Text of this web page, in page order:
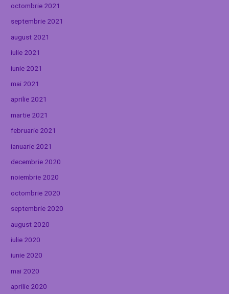
octombrie 2021
septembrie 2021
august 2021
iulie 2021
iunie 2021
mai 2021
aprilie 2021
martie 2021
februarie 2021
ianuarie 2021
decembrie 2020
noiembrie 2020
octombrie 2020
septembrie 2020
august 2020
iulie 2020
iunie 2020
mai 2020
aprilie 2020